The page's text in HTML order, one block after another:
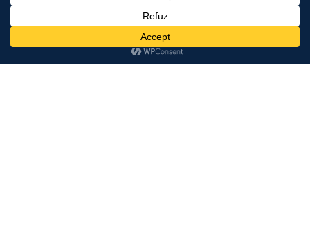
Benfica vs Heart of Midlothian ponturi pariuri fotbal
06.08.2026